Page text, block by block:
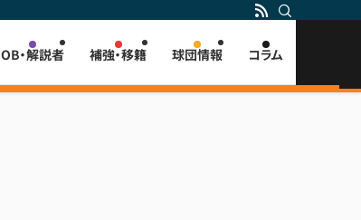
OB・解説者 補強・移籍 球団情報 コラム